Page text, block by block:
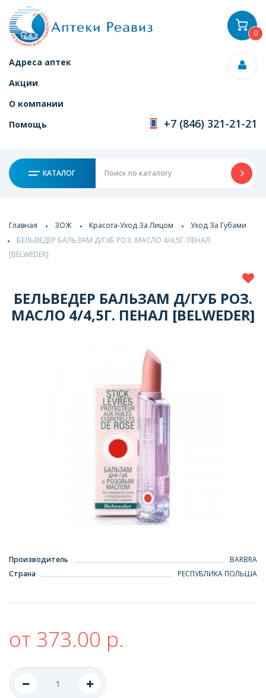
Адреса аптек
Акции
О компании
Помощь
+7 (846) 321-21-21
КАТАЛОГ
0
Главная ЗОЖ Красота-Уход За Лицом
Уход За Губами
БЕЛЬВЕДЕР БАЛЬЗАМ Д/ГУБ РОЗ. МАСЛО 4/4,5Г. ПЕНАЛ
[BELWEDER]
БЕЛЬВЕДЕР БАЛЬЗАМ Д/ГУБ РОЗ.
МАСЛО 4/4,5Г. ПЕНАЛ [BELWEDER]
Производитель
BARBRA
Страна
РЕСПУБЛИКА ПОЛЬША
от 373.00 р.